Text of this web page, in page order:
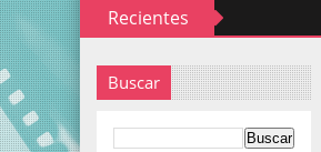
Recientes
Miradas de las Ciudades Mexiquenses
Buscar